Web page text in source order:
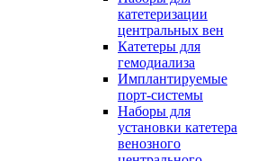
катетеризации
центральных вен
Катетеры для
гемодиализа
Имплантируемые
порт‑системы
Наборы для
установки катетера
венозного